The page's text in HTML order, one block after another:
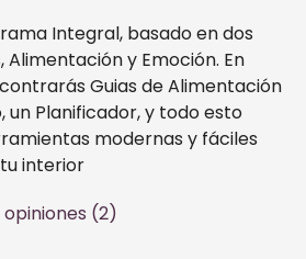
Integral, basado en dos
y Emoción. En
Guias de Alimentación
un Planificador, y todo esto
modernas y fáciles
interior
(2)